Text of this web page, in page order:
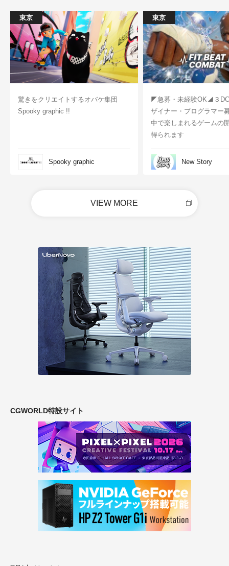
東京
驚きをクリエイトするオバケ集団
Spooky graphic !!
Spooky graphic
東京
◤急募・未経験OK◢３
ザイナー・プログラマー
中で楽しまれるゲームの
得られます
New Story
VIEW MORE
CGWORLD特設サイト